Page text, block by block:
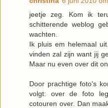
jeetje zeg. Kom ik
schitterende weblog
wachten.
Ik pluis em helemaal
vinden zal zijn want jij
Maar nu even over dit
Door prachtige foto's
volgt: over de foto
cotouren over. Dan